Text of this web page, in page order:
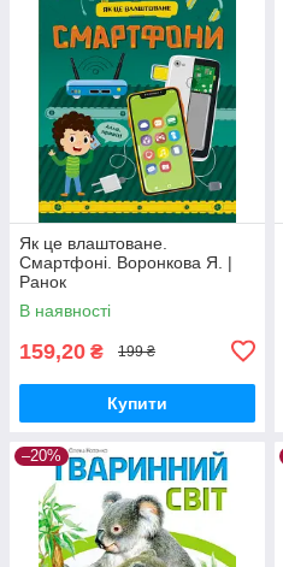
Як це влаштоване.
Смартфоні. Воронкова Я. |
Ранок
В наявності
159,20 ₴ 199 ₴
Купити
–20%